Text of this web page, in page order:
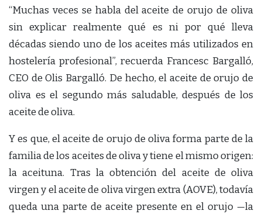
“Muchas veces se habla del aceite de orujo de oliva
sin explicar realmente qué es ni por qué lleva
décadas siendo uno de los aceites más utilizados en
hostelería profesional”, recuerda Francesc Bargalló,
CEO de Olis Bargalló. De hecho, el aceite de orujo de
oliva es el segundo más saludable, después de los
aceite de oliva.
Y es que, el aceite de orujo de oliva forma parte de la
familia de los aceites de oliva y tiene el mismo origen:
la aceituna. Tras la obtención del aceite de oliva
virgen y el aceite de oliva virgen extra (AOVE), todavía
queda una parte de aceite presente en el orujo —la